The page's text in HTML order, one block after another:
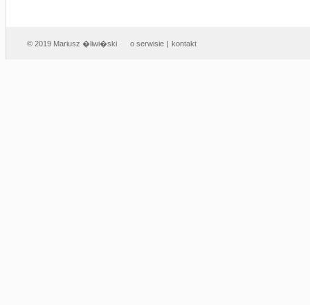
© 2019 Mariusz �liwi�ski o serwisie | kontakt